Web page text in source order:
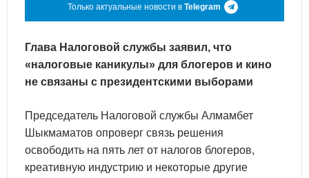
Только актуальные новости в Telegram
Глава Налоговой службы заявил, что
«налоговые каникулы» для блогеров и кино
не связаны с президентскими выборами
Председатель Налоговой службы Алмамбет
Шыкмаматов опроверг связь решения
освободить на пять лет от налогов блогеров,
креативную индустрию и некоторые другие